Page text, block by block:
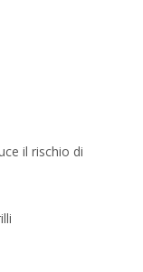
il rischio di